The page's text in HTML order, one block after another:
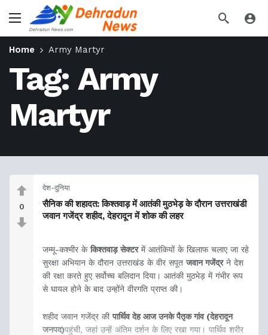
Home Army Martyr
Tag: Army
Martyr
0
देश-दुनिया
सैनिक की शहादत: किश्तवाड़ में आतंकी मुठभेड़ के दौरान उत्तराखंडी
जवान गजेंद्र शहीद, देहरादून में शोक की लहर
जम्मू-कश्मीर केकिश्तवाड़ सेक्टरमें आतंकियों के खिलाफ चलाए जा रहे
सुरक्षा अभियान के दौरान उत्तराखंड के वीर सपूतजवान गजेंद्रने देश
की रक्षा करते हुए सर्वोच्च बलिदान दिया। आतंकी मुठभेड़ में गंभीर रूप
से घायल होने के बाद उन्होंने वीरगति प्राप्त की।
शहीद जवान गजेंद्र कीपार्थिव देह आज उनके पैतृक गांव (देहरादून
जनपद)पहुंची, जहां उन्हें अंतिम दर्शन के लिए रखा गया। पार्थिव शरीर